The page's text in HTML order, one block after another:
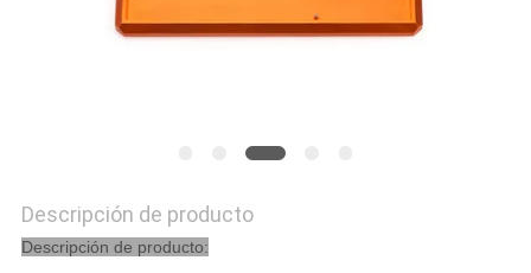
Descripción de producto
Descripción de producto: